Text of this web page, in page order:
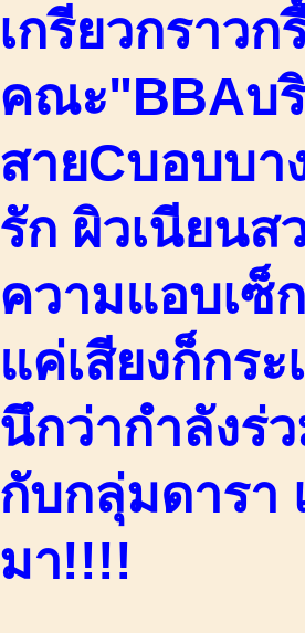
เกรียวกราว
คณะ"BBAบ
สายCบอบบา
รัก ผิวเนียนส
ความแอบเซ็
แค่เสียงก็กร
นึกว่ากำลังร่
กับกลุ่มดารา
มา!!!!